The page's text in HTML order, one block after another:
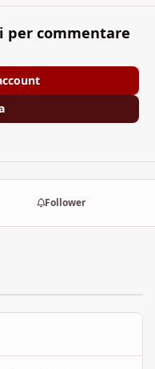
per commentare
Follower